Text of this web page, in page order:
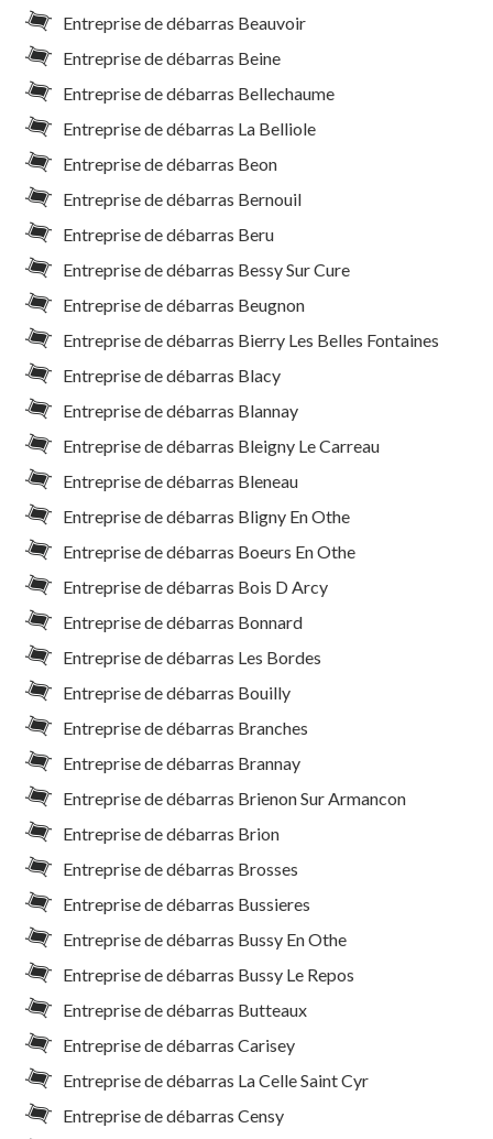
Entreprise de débarras Beauvoir
Entreprise de débarras Beine
Entreprise de débarras Bellechaume
Entreprise de débarras La Belliole
Entreprise de débarras Beon
Entreprise de débarras Bernouil
Entreprise de débarras Beru
Entreprise de débarras Bessy Sur Cure
Entreprise de débarras Beugnon
Entreprise de débarras Bierry Les Belles Fontaines
Entreprise de débarras Blacy
Entreprise de débarras Blannay
Entreprise de débarras Bleigny Le Carreau
Entreprise de débarras Bleneau
Entreprise de débarras Bligny En Othe
Entreprise de débarras Boeurs En Othe
Entreprise de débarras Bois D Arcy
Entreprise de débarras Bonnard
Entreprise de débarras Les Bordes
Entreprise de débarras Bouilly
Entreprise de débarras Branches
Entreprise de débarras Brannay
Entreprise de débarras Brienon Sur Armancon
Entreprise de débarras Brion
Entreprise de débarras Brosses
Entreprise de débarras Bussieres
Entreprise de débarras Bussy En Othe
Entreprise de débarras Bussy Le Repos
Entreprise de débarras Butteaux
Entreprise de débarras Carisey
Entreprise de débarras La Celle Saint Cyr
Entreprise de débarras Censy